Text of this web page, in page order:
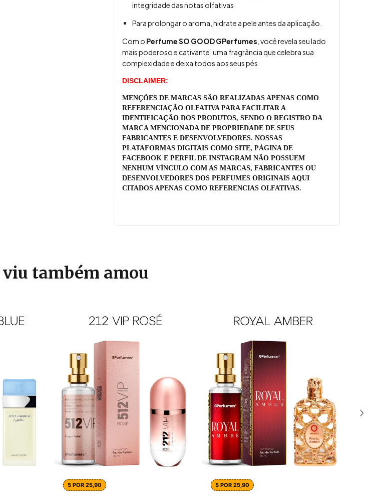
integridade das notas olfativas.
Para prolongar o aroma, hidrate a pele antes da aplicação.
Com o Perfume SO GOOD GPerfumes , você revela seu lado
mais poderoso e cativante, uma fragrância que celebra sua
complexidade e deixa todos aos seus pés.
DISCLAIMER:
MENÇÕES DE MARCAS SÃO REALIZADAS APENAS COMO
REFERENCIAÇÃO OLFATIVA PARA FACILITAR A
IDENTIFICAÇÃO DOS PRODUTOS, SENDO O REGISTRO DA
MARCA MENCIONADA DE PROPRIEDADE DE SEUS
FABRICANTES E DESENVOLVEDORES. NOSSAS
PLATAFORMAS DIGITAIS COMO SITE, PÁGINA DE
FACEBOOK E PERFIL DE INSTAGRAM NÃO POSSUEM
NENHUM VÍNCULO COM AS MARCAS, FABRICANTES OU
DESENVOLVEDORES DOS PERFUMES ORIGINAIS AQUI
CITADOS APENAS COMO REFERENCIAS OLFATIVAS.
viu também amou
5 POR 25,90 5 POR 25,90